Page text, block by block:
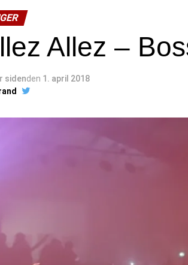
United
sannsynligvis synger mes for
United
Allez –
sidenden 1. april 2018